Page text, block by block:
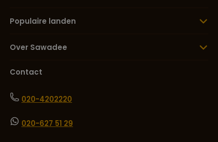
Populaire landen
Over Sawadee
Contact
020-4202220
020-627 51 29